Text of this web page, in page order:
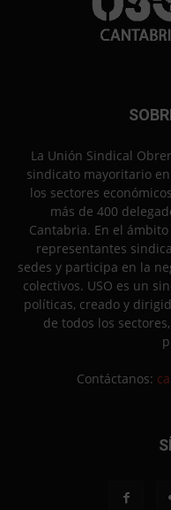
La Unión Sindical
sindicato mayoritario
los sectores
más de 400
Cantabria. En el
representantes
sedes y participa en la
colectivos. USO es un
políticas, creado y
de todos los
Contáctanos: